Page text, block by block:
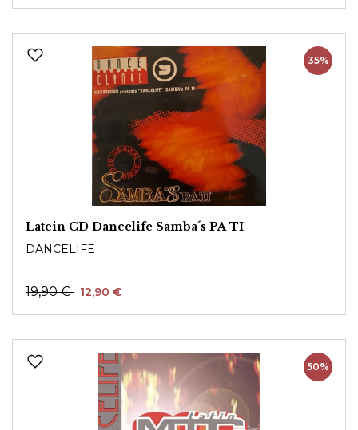
35%
Latein CD Dancelife Samba´s PA TI
DANCELIFE
19,90 € 12,90 €
50%